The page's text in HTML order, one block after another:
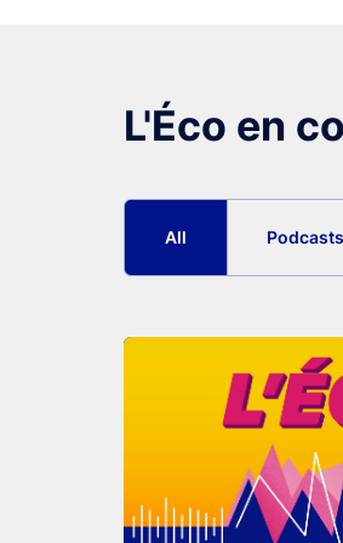
L'Éco en
All Podcasts